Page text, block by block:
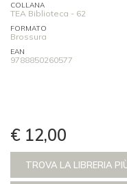
COLLANA
TEA Biblioteca - 62
FORMATO
Brossura
EAN
9788850260577
€ 12,00
TROVA LA LIBRERIA